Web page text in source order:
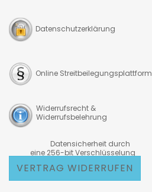
Datenschutzerklärung
Online Streitbeilegungsplattform
Widerrufsrecht &
Widerrufsbelehrung
Datensicherheit durch
eine 256-bit Verschlüsselung
VERTRAG WIDERRUFEN